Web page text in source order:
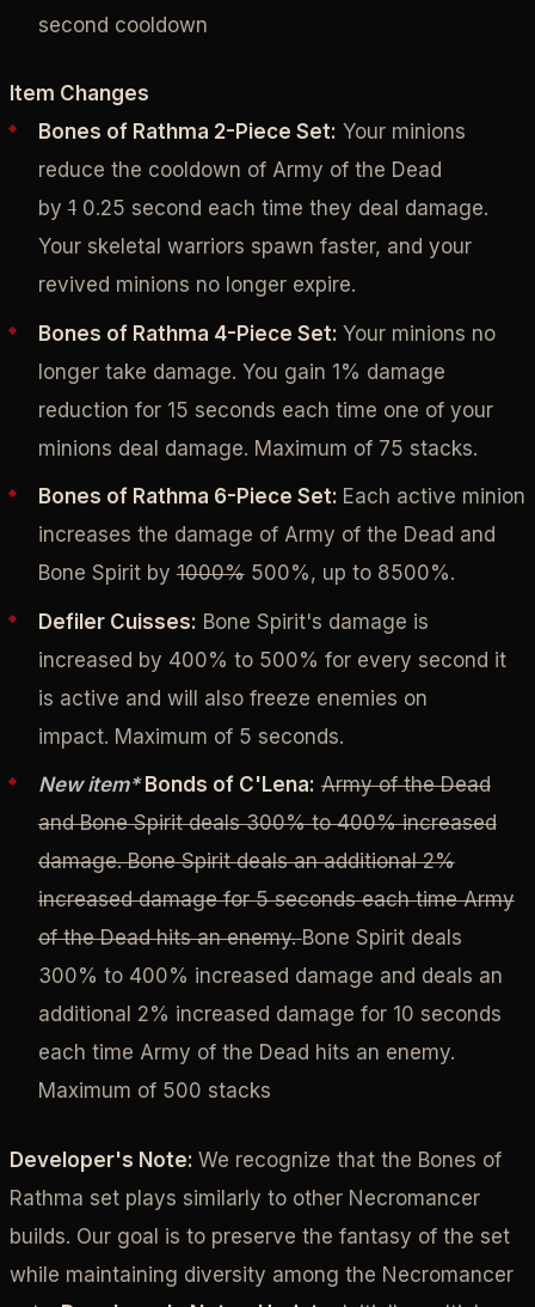
second cooldown
Item Changes
Bones of Rathma 2-Piece Set: Your minions
reduce the cooldown of Army of the Dead
by10.25 second each time they deal damage.
Your skeletal warriors spawn faster, and your
revived minions no longer expire.
Bones of Rathma 4-Piece Set: Your minions no
longer take damage. You gain 1% damage
reduction for 15 seconds each time one of your
minions deal damage. Maximum of 75 stacks.
Bones of Rathma 6-Piece Set: Each active minion
increases the damage of Army of the Dead and
Bone Spirit by1000%500%, up to 8500%.
Defiler Cuisses: Bone Spirit's damage is
increased by 400% to 500% for every second it
is active and will also freeze enemies on
impact. Maximum of 5 seconds.
New item*Bonds of C'Lena: Army of the Dead
and Bone Spirit deals 300% to 400% increased
damage. Bone Spirit deals an additional 2%
increased damage for 5 seconds each time Army
of the Dead hits an enemy.Bone Spirit deals
300% to 400% increased damage and deals an
additional 2% increased damage for 10 seconds
each time Army of the Dead hits an enemy.
Maximum of 500 stacks
Developer's Note: We recognize that the Bones of
Rathma set plays similarly to other Necromancer
builds. Our goal is to preserve the fantasy of the set
while maintaining diversity among the Necromancer